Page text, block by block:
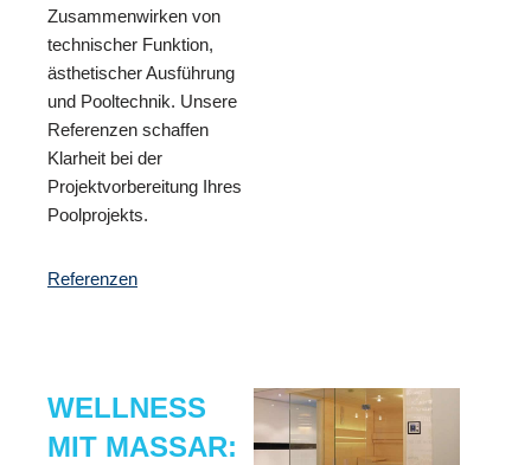
Zusammenwirken von
technischer Funktion,
ästhetischer Ausführung
und Pooltechnik. Unsere
Referenzen schaffen
Klarheit bei der
Projektvorbereitung Ihres
Poolprojekts.
Referenzen
WELLNESS
MIT MASSAR: